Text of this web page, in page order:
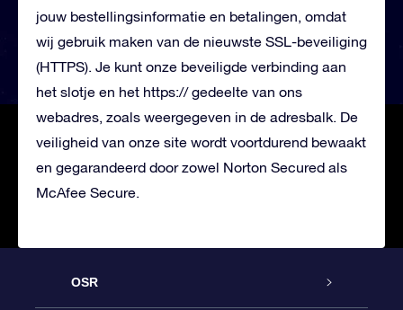
jouw bestellingsinformatie en betalingen, omdat
wij gebruik maken van de nieuwste SSL-beveiliging
(HTTPS). Je kunt onze beveiligde verbinding aan
het slotje en het https:// gedeelte van ons
webadres, zoals weergegeven in de adresbalk. De
veiligheid van onze site wordt voortdurend bewaakt
en gegarandeerd door zowel Norton Secured als
McAfee Secure.
OSR